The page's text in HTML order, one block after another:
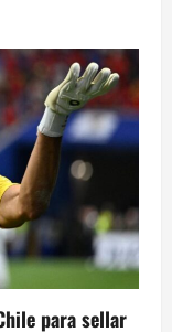
para sellar